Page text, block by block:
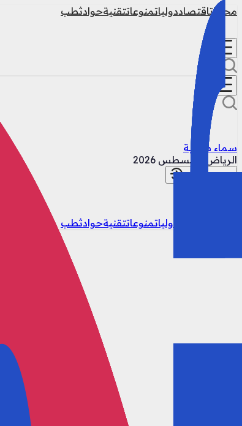
محلياتاقتصاددولياتمنوعاتتقنيةحوادثطب
سماء صافية
الرياض
دولياتمنوعاتتقنيةحوادثطب